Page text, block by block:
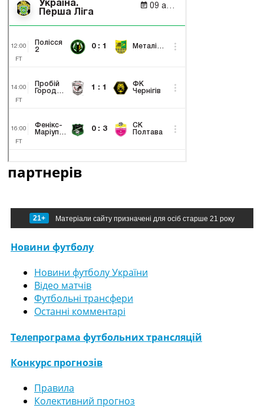
партнерів
21+ Матеріали сайту призначені для осіб старше 21 року
Новини футболу
Новини футболу України
Відео матчів
Футбольні трансфери
Останні комментарі
Телепрограма футбольних трансляцій
Конкурс прогнозів
Правила
Колективний прогноз